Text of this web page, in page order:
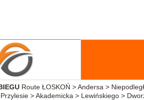
Route ŁOSKOŃ > Andersa >
> Akademicka > Lewińskiego >